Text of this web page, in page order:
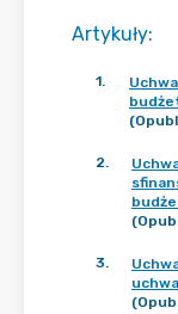
Artykuły:
1.
2.
3.